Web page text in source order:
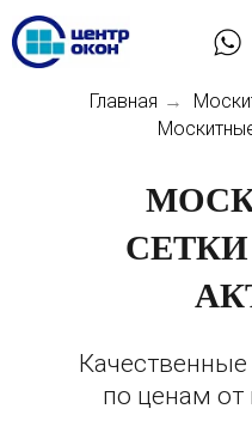
Главная →
по ценам от